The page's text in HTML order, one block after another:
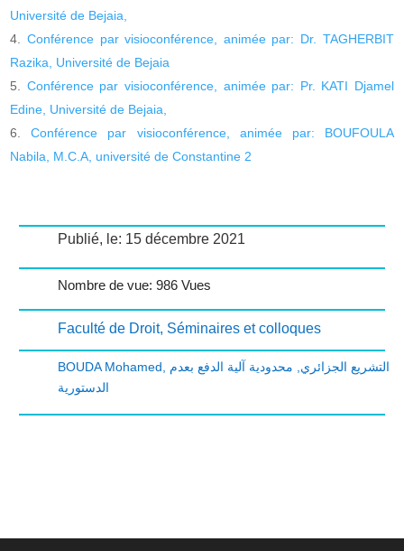
Université de Bejaia,
Conférence par visioconférence, animée par: Dr. TAGHERBIT
Razika, Université de Bejaia
Conférence par visioconférence, animée par: Pr. KATI Djamel
Edine, Université de Bejaia,
Conférence par visioconférence, animée par: BOUFOULA
Nabila, M.C.A, université de Constantine 2
Publié, le: 15 décembre 2021
Nombre de vue: 986 Vues
Faculté de Droit, Séminaires et colloques
BOUDA Mohamed التشريع الجزائري
محدودية آلية الدفع بعدم
الدستورية